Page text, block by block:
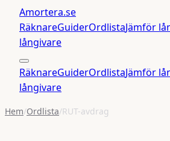
Amortera.se
RäknareGuiderOrdlistaJämför
långivare
RäknareGuiderOrdlistaJämför
långivare
Hem/Ordlista/RUT-avdrag